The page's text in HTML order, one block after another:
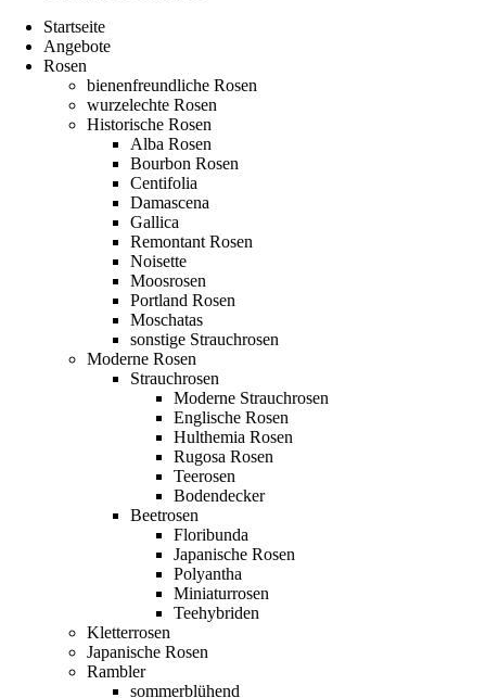
Startseite
Angebote
Rosen
bienenfreundliche Rosen
wurzelechte Rosen
Historische Rosen
Alba Rosen
Bourbon Rosen
Centifolia
Damascena
Gallica
Remontant Rosen
Noisette
Moosrosen
Portland Rosen
Moschatas
sonstige Strauchrosen
Moderne Rosen
Strauchrosen
Moderne Strauchrosen
Englische Rosen
Hulthemia Rosen
Rugosa Rosen
Teerosen
Bodendecker
Beetrosen
Floribunda
Japanische Rosen
Polyantha
Miniaturrosen
Teehybriden
Kletterrosen
Japanische Rosen
Rambler
sommerblühend